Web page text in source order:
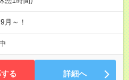
～！
る 詳細へ